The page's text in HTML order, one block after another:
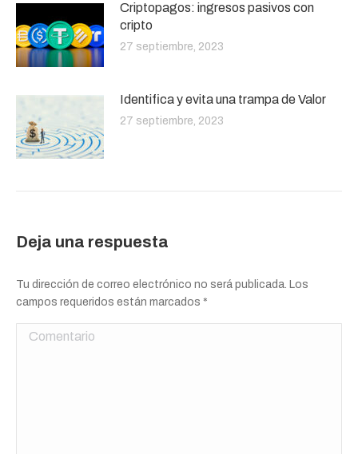
Criptopagos: ingresos pasivos con
cripto
27 septiembre, 2023
Identifica y evita una trampa de Valor
27 septiembre, 2023
Deja una respuesta
Tu dirección de correo electrónico no será publicada. Los
campos requeridos están marcados *
Comentario